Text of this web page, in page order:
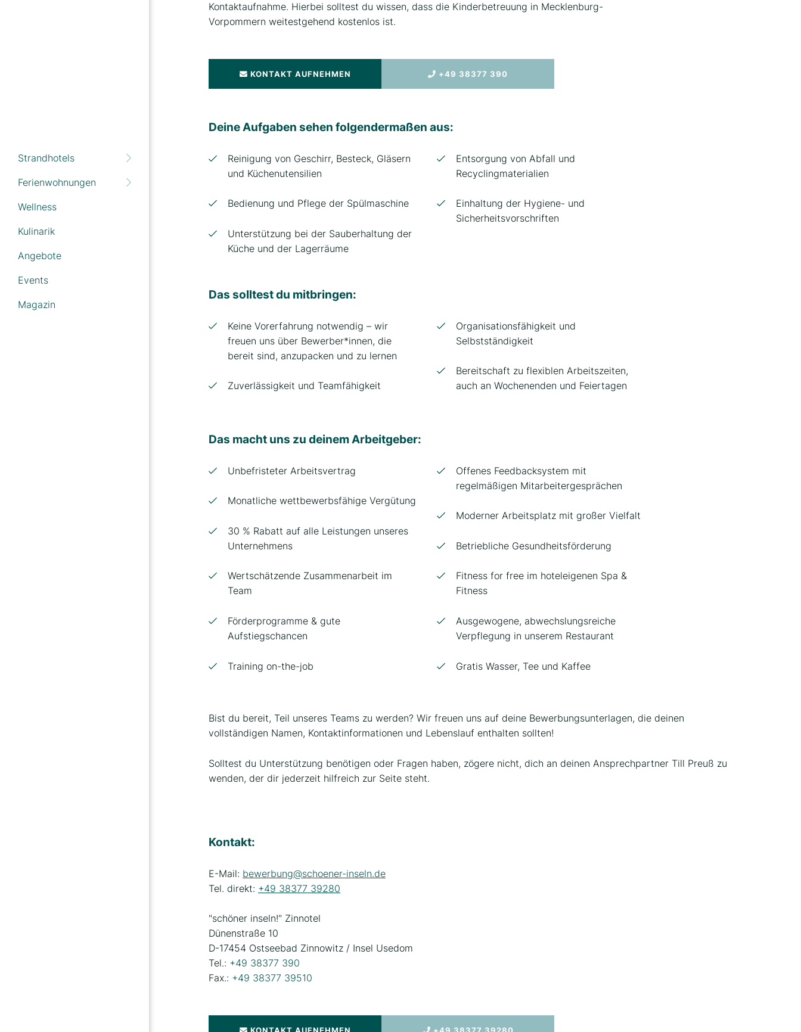
Strandhotels
Strandvilla Viktoria
Strandhotel Luise von
Ferienwohnungen
Strandvillen Wald & See
Haus Strandperle
Wellness
Kulinarik
Angebote
Events
Magazin
Kontaktaufnahme. Hierbei solltest du wissen, dass die Kinderbetreuung in Mecklenburg-
Vorpommern weitestgehend kostenlos ist.
KONTAKT AUFNEHMEN +49 38377 390
Deine Aufgaben sehen folgendermaßen aus:
Reinigung von Geschirr, Besteck, Gläsern
und Küchenutensilien
Bedienung und Pflege der Spülmaschine
Unterstützung bei der Sauberhaltung der
Küche und der Lagerräume
Entsorgung von Abfall und
Recyclingmaterialien
Einhaltung der Hygiene- und
Sicherheitsvorschriften
Das solltest du mitbringen:
Keine Vorerfahrung notwendig – wir
freuen uns über Bewerber*innen, die
bereit sind, anzupacken und zu lernen
Zuverlässigkeit und Teamfähigkeit
Organisationsfähigkeit und
Selbstständigkeit
Bereitschaft zu flexiblen Arbeitszeiten,
auch an Wochenenden und Feiertagen
Das macht uns zu deinem Arbeitgeber:
Unbefristeter Arbeitsvertrag
Monatliche wettbewerbsfähige Vergütung
30 % Rabatt auf alle Leistungen unseres
Unternehmens
Wertschätzende Zusammenarbeit im
Team
Förderprogramme & gute
Aufstiegschancen
Training on-the-job
Offenes Feedbacksystem mit
regelmäßigen Mitarbeitergesprächen
Moderner Arbeitsplatz mit großer Vielfalt
Betriebliche Gesundheitsförderung
Fitness for free im hoteleigenen Spa &
Fitness
Ausgewogene, abwechslungsreiche
Verpflegung in unserem Restaurant
Gratis Wasser, Tee und Kaffee
Bist du bereit, Teil unseres Teams zu werden? Wir freuen uns auf deine Bewerbungsunterlagen, die deinen
vollständigen Namen, Kontaktinformationen und Lebenslauf enthalten sollten!
Solltest du Unterstützung benötigen oder Fragen haben, zögere nicht, dich an deinen Ansprechpartner Till Preuß zu
wenden, der dir jederzeit hilfreich zur Seite steht.
Kontakt:
E-Mail: bewerbung@schoener-inseln.de
Tel. direkt: +49 38377 39280
"schöner inseln!" Zinnotel
Dünenstraße 10
D-17454 Ostseebad Zinnowitz / Insel Usedom
Tel.: +49 38377 390
Fax.: +49 38377 39510